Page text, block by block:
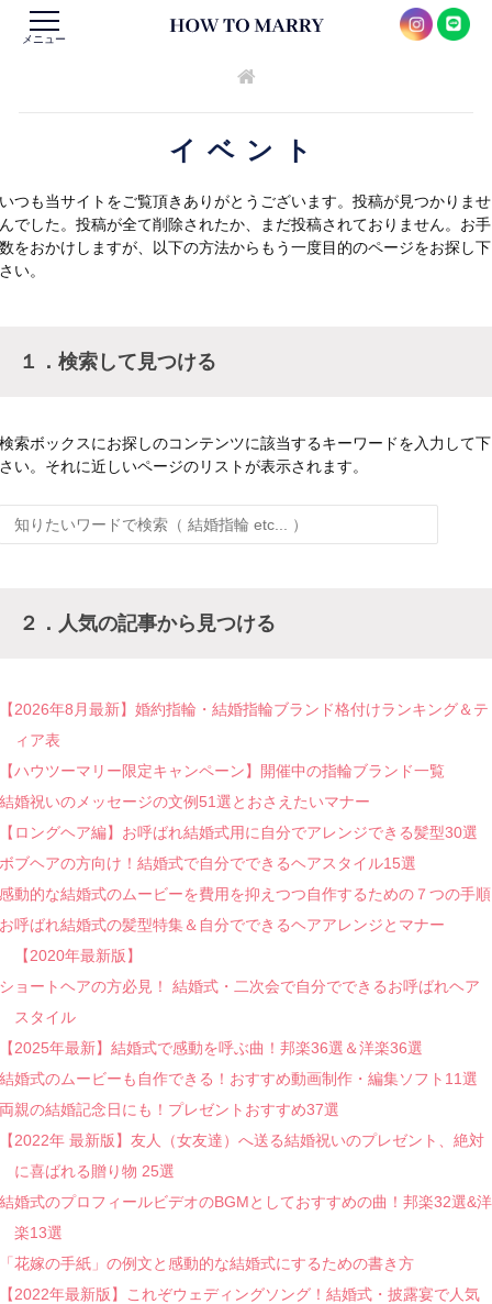
メニュー
イベント
いつも当サイトをご覧頂きありがとうございます。投稿が見つかりませ
んでした。投稿が全て削除されたか、まだ投稿されておりません。お手
数をおかけしますが、以下の方法からもう一度目的のページをお探し下
さい。
１．検索して見つける
検索ボックスにお探しのコンテンツに該当するキーワードを入力して下
さい。それに近しいページのリストが表示されます。
２．人気の記事から見つける
【2026年8月最新】婚約指輪・結婚指輪ブランド格付けランキング＆テ
ィア表
【ハウツーマリー限定キャンペーン】開催中の指輪ブランド一覧
結婚祝いのメッセージの文例51選とおさえたいマナー
【ロングヘア編】お呼ばれ結婚式用に自分でアレンジできる髪型30選
ボブヘアの方向け！結婚式で自分でできるヘアスタイル15選
感動的な結婚式のムービーを費用を抑えつつ自作するための７つの手順
お呼ばれ結婚式の髪型特集＆自分でできるヘアアレンジとマナー
【2020年最新版】
ショートヘアの方必見！ 結婚式・二次会で自分でできるお呼ばれヘア
スタイル
【2025年最新】結婚式で感動を呼ぶ曲！邦楽36選＆洋楽36選
結婚式のムービーも自作できる！おすすめ動画制作・編集ソフト11選
両親の結婚記念日にも！プレゼントおすすめ37選
【2022年 最新版】友人（女友達）へ送る結婚祝いのプレゼント、絶対
に喜ばれる贈り物 25選
結婚式のプロフィールビデオのBGMとしておすすめの曲！邦楽32選&洋
楽13選
「花嫁の手紙」の例文と感動的な結婚式にするための書き方
【2022年最新版】これぞウェディングソング！結婚式・披露宴で人気